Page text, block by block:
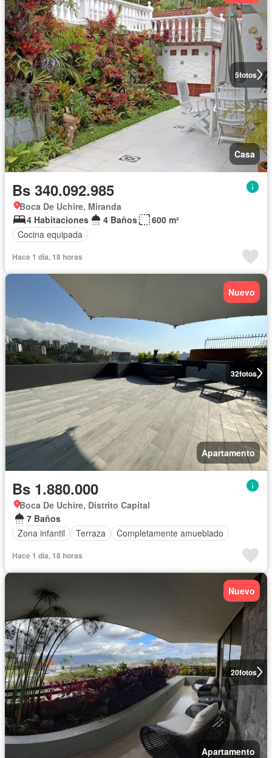
5fotos
Casa
Bs 340.092.985
Boca De Uchire, Miranda
4 Habitaciones
4 Baños
600 m²
Cocina equipada
Hace 1 día, 18 horas
32fotos
Nuevo
Apartamento
Bs 1.880.000
Boca De Uchire, Distrito Capital
7 Baños
Zona infantil
Terraza Completamente amueblado
Hace 1 día, 18 horas
20fotos
Nuevo
Apartamento